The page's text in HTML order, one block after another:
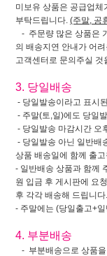
미보유 상품은 공급업
부탁드립니다. (주말, 공
- 주문량 많은 상품은
의 배송지연 안내가 어
고객센터로 문의주실 것
3. 당일배송
- 당일발송이라고 표시
- 주말(토,일)에도 당일
- 당일발송 마감시간 오
- 당일발송 아닌 일반배
상품 배송일에 함께 출고
- 일반배송 상품과 함께
원 입금 후 게시판에 요
후 각각 배송해 드립니다.
- 주말에는 (당일출고+
4. 부분배송
- 부분배송으로 상품을